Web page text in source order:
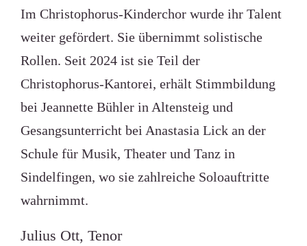
Im Christophorus-Kinderchor wurde ihr Talent
weiter gefördert. Sie übernimmt solistische
Rollen. Seit 2024 ist sie Teil der
Christophorus-Kantorei, erhält Stimmbildung
bei Jeannette Bühler in Altensteig und
Gesangsunterricht bei Anastasia Lick an der
Schule für Musik, Theater und Tanz in
Sindelfingen, wo sie zahlreiche Soloauftritte
wahrnimmt.
Julius Ott, Tenor